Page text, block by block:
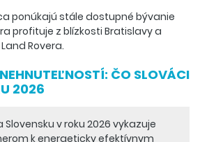
ponúkajú stále dostupné bývanie
profituje z blízkosti Bratislavy a
Rovera.
ČO SLOVÁCI
2026
v roku 2026 vykazuje
k energeticky efektívnym